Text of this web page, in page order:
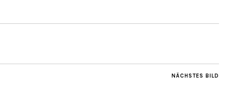
NÄCHSTES BILD